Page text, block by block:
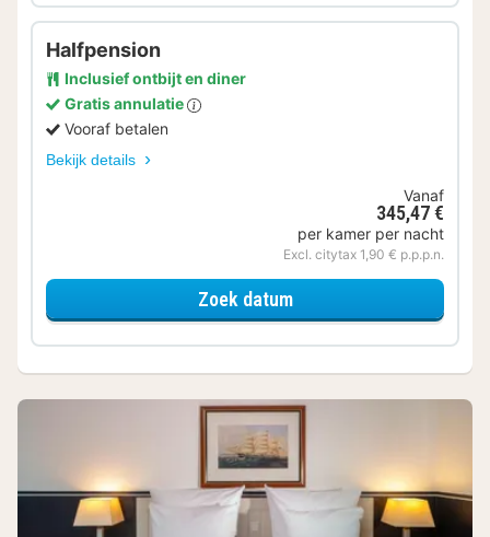
Halfpension
Gratis annulatie
Vooraf betalen
Inclusief ontbijt en diner
Bekijk details
Vanaf
345,47 €
per kamer per nacht
Excl. citytax 1,90 € p.p.p.n.
Zoek datumvoor Deluxe kamer